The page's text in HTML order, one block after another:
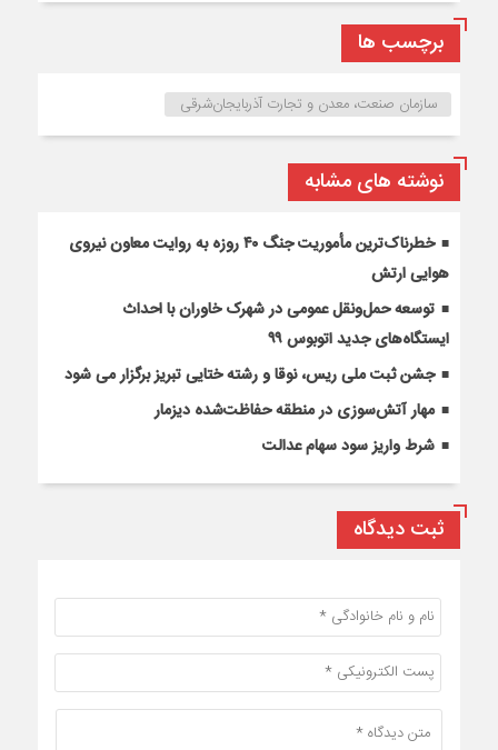
برچسب ها
سازمان صنعت، معدن و تجارت آذربایجان‌شرقی
نوشته های مشابه
خطرناک‌ترین مأموریت جنگ ۴۰ روزه به روایت معاون نیروی
هوایی ارتش
توسعه حمل‌ونقل عمومی در شهرک خاوران با احداث
ایستگاه‌های جدید اتوبوس ۹۹
جشن ثبت ملی ریس، نوقا و رشته ختایی تبریز برگزار می شود
مهار آتش‌سوزی در منطقه حفاظت‌شده دیزمار
شرط واریز سود سهام عدالت
ثبت دیدگاه